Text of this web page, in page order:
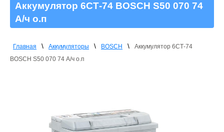
Аккумулятор 6СТ-74 BOSCH S50 070 74
А/ч о.п
Главная \ Аккумуляторы \ BOSCH \
Аккумулятор 6СТ-74
BOSCH S50 070 74 А/ч о.п